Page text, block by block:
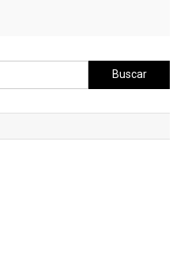
Buscar: